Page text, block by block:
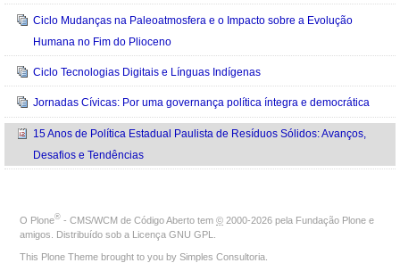
Ciclo Mudanças na Paleoatmosfera e o Impacto sobre a Evolução
Humana no Fim do Plioceno
Ciclo Tecnologias Digitais e Línguas Indígenas
Jornadas Cívicas: Por uma governança política íntegra e democrática
15 Anos de Política Estadual Paulista de Resíduos Sólidos: Avanços,
Desafios e Tendências
O Plone® - CMS/WCM de Código Aberto tem © 2000-2026 pela Fundação Plone e
amigos. Distribuído sob a Licença GNU GPL
This Plone Theme brought to you by Simples Consultoria